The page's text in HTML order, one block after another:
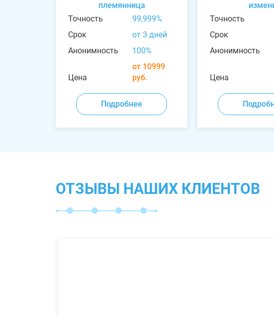
племянница
Точность
99,999%
Срок
от 3 дней
Анонимность
100%
Цена
от 10999
руб.
Подробнее
Точность
Срок
Анонимность
Цена
ОТЗЫВЫ НАШИХ КЛИЕНТОВ